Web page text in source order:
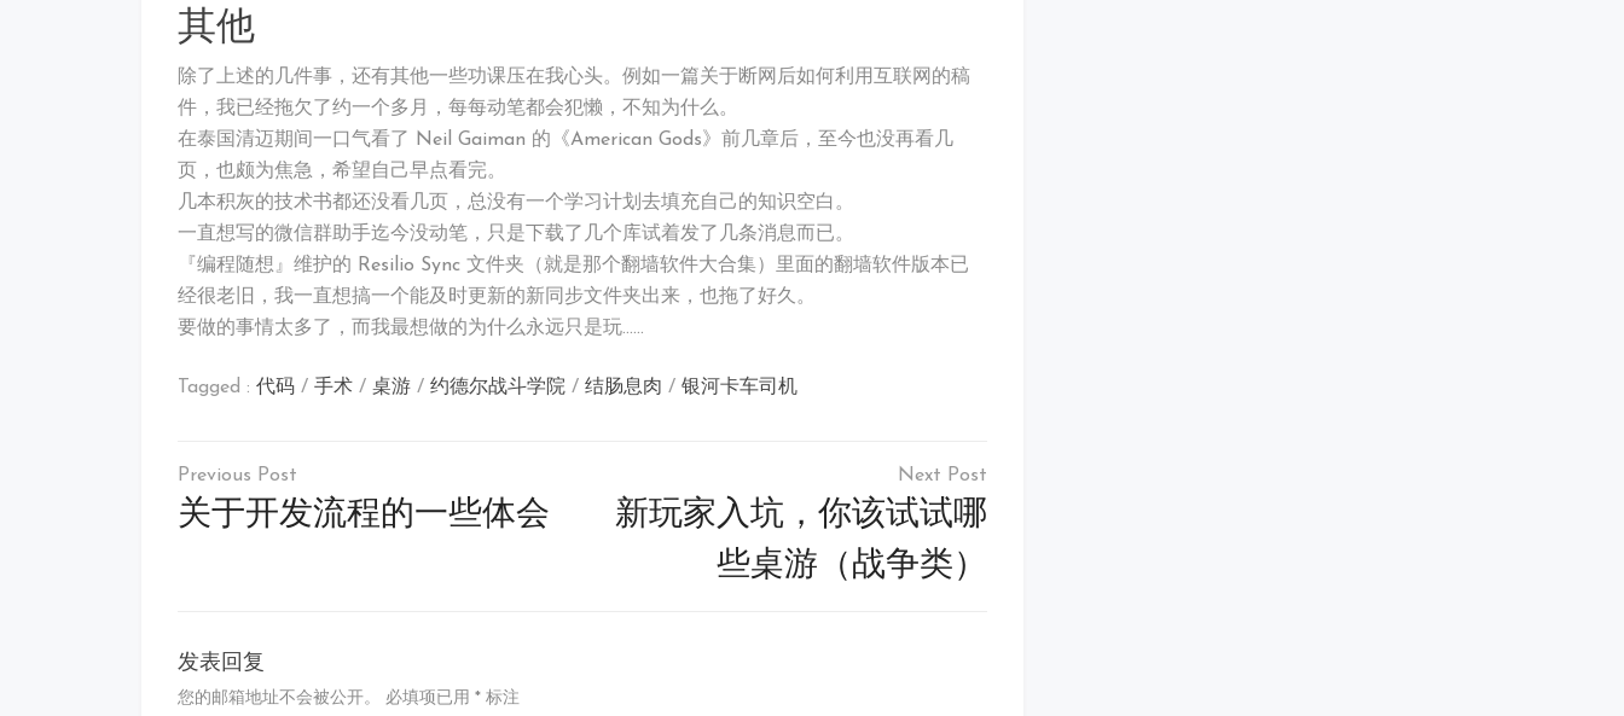
其他
除了上述的几件事，还有其他一些功课压在我心头。例如一篇关于断网后如何利用互联网的稿
件，我已经拖欠了约一个多月，每每动笔都会犯懒，不知为什么。
在泰国清迈期间一口气看了 Neil Gaiman 的《American Gods》前几章后，至今也没再看几
页，也颇为焦急，希望自己早点看完。
几本积灰的技术书都还没看几页，总没有一个学习计划去填充自己的知识空白。
一直想写的微信群助手迄今没动笔，只是下载了几个库试着发了几条消息而已。
『编程随想』维护的 Resilio Sync 文件夹（就是那个翻墙软件大合集）里面的翻墙软件版本已
经很老旧，我一直想搞一个能及时更新的新同步文件夹出来，也拖了好久。
要做的事情太多了，而我最想做的为什么永远只是玩……
Tagged : 代码 / 手术 / 桌游 / 约德尔战斗学院 / 结肠息肉 / 银河卡车司机
文
章
关于开发流程的一些体会
新玩家入坑，你该试试哪
些桌游（战争类）
发表回复
您的邮箱地址不会被公开。 必填项已用 * 标注